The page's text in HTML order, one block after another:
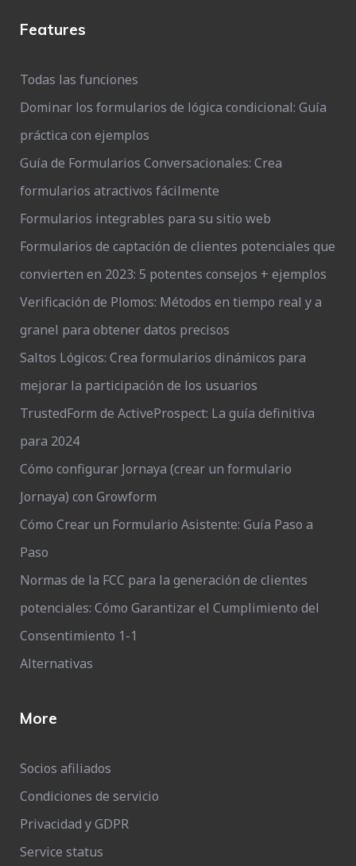
Features
Todas las funciones
Dominar los formularios de lógica condicional: Guía
práctica con ejemplos
Guía de Formularios Conversacionales: Crea
formularios atractivos fácilmente
Formularios integrables para su sitio web
Formularios de captación de clientes potenciales que
convierten en 2023: 5 potentes consejos + ejemplos
Verificación de Plomos: Métodos en tiempo real y a
granel para obtener datos precisos
Saltos Lógicos: Crea formularios dinámicos para
mejorar la participación de los usuarios
TrustedForm de ActiveProspect: La guía definitiva
para 2024
Cómo configurar Jornaya (crear un formulario
Jornaya) con Growform
Cómo Crear un Formulario Asistente: Guía Paso a
Paso
Normas de la FCC para la generación de clientes
potenciales: Cómo Garantizar el Cumplimiento del
Consentimiento 1-1
Alternativas
More
Socios afiliados
Condiciones de servicio
Privacidad y GDPR
Service status